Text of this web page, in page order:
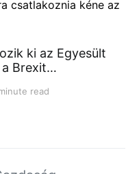
ki az Egyesült
a Brexit…
read